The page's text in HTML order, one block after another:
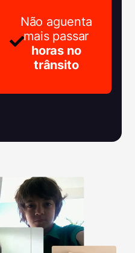
Não aguenta
mais passar
horas no
trânsito